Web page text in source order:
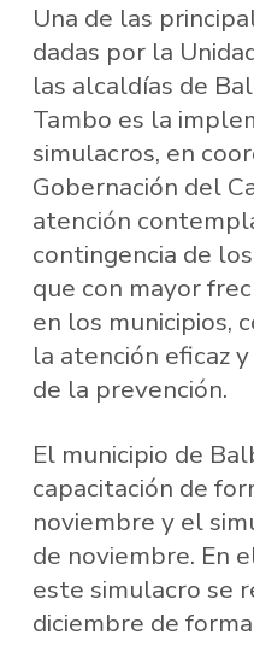
Una de las
dadas por la
las alcaldías de
Tambo es la
simulacros, en
Gobernación del
atención
contingencia de
que con mayor
en los municipios,
la atención eficaz
de la prevención.
El municipio de
capacitación de
noviembre y el
de noviembre. En
este simulacro se
diciembre de